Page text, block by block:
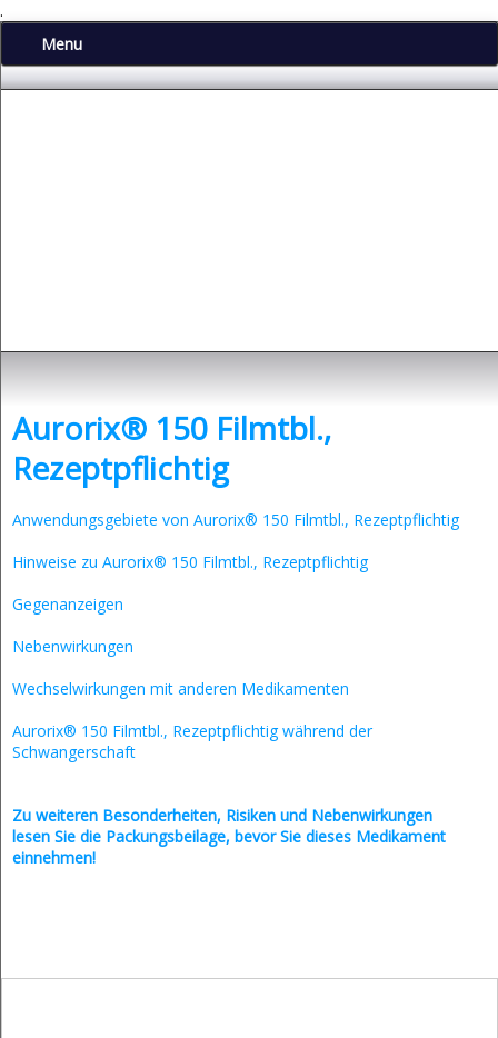
.
Menu
Aurorix® 150 Filmtbl.,
Rezeptpflichtig
Anwendungsgebiete von Aurorix® 150 Filmtbl., Rezeptpflichtig
Hinweise zu Aurorix® 150 Filmtbl., Rezeptpflichtig
Gegenanzeigen
Nebenwirkungen
Wechselwirkungen mit anderen Medikamenten
Aurorix® 150 Filmtbl., Rezeptpflichtig während der
Schwangerschaft
Zu weiteren Besonderheiten, Risiken und Nebenwirkungen
lesen Sie die Packungsbeilage, bevor Sie dieses Medikament
einnehmen!